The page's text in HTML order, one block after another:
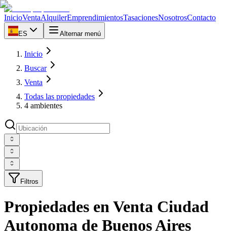
InicioVentaAlquilerEmprendimientosTasacionesNosotrosContacto
ES Alternar menú
Inicio
Buscar
Venta
Todas las propiedades
4 ambientes
Filtros
Propiedades en Venta Ciudad
Autonoma de Buenos Aires